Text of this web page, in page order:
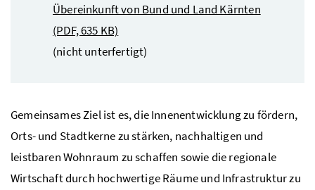
Übereinkunft von Bund und Land Kärnten
(PDF, 635 KB)
(nicht unterfertigt)
Gemeinsames Ziel ist es, die Innenentwicklung zu fördern,
Orts- und Stadtkerne zu stärken, nachhaltigen und
leistbaren Wohnraum zu schaffen sowie die regionale
Wirtschaft durch hochwertige Räume und Infrastruktur zu